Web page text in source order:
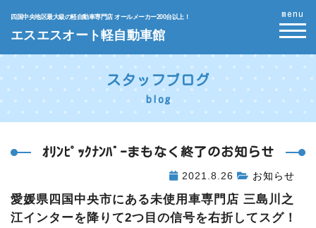
四国中央地区最大級の軽自動車専門店 オールメーカー200台以上！
エスエスオート軽自動車館
menu
スタッフブログ
blog
ｵﾘﾝﾋﾟｯｸﾅﾝﾊﾞｰまもなく終了のお知らせ
2021.8.26 お知らせ
愛媛県四国中央市にある未使用車専門店 三島川之
江インターを降りて2つ目の信号を右折してスグ！